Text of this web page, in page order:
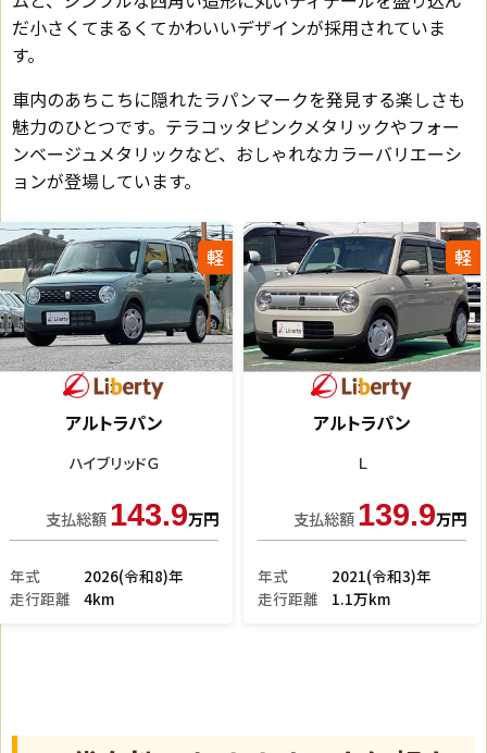
だ小さくてまるくてかわいいデザインが採用されていま
す。
車内のあちこちに隠れたラパンマークを発見する楽しさも
魅力のひとつです。テラコッタピンクメタリックやフォー
ンベージュメタリックなど、おしゃれなカラーバリエーシ
ョンが登場しています。
軽
アルトラパン
ハイブリッドＸ
支払総額169.9万円
年式
2026(令和8)年
走行距離
3km
軽
アルトラパン
ハイブリッドＸ
支払総額169.9万円
年式
2026(令和8)年
走行距離
11km